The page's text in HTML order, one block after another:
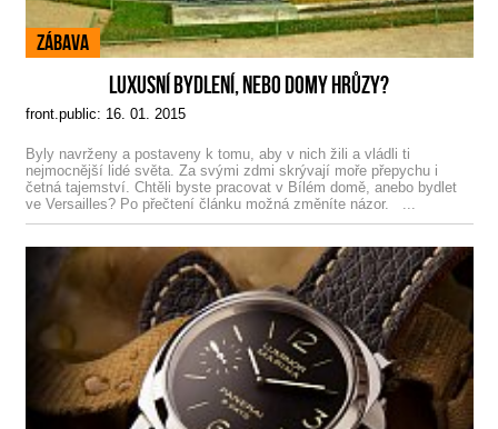
Zábava
LUXUSNÍ BYDLENÍ, NEBO DOMY HRŮZY?
front.public: 16. 01. 2015
Byly navrženy a postaveny k tomu, aby v nich žili a vládli ti
nejmocnější lidé světa. Za svými zdmi skrývají moře přepychu i
četná tajemství. Chtěli byste pracovat v Bílém domě, anebo bydlet
ve Versailles? Po přečtení článku možná změníte názor. ...